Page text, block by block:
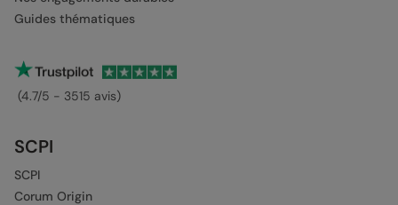
Guides thématiques
(4.7/5 - 3515 avis)
SCPI
SCPI
Corum Origin